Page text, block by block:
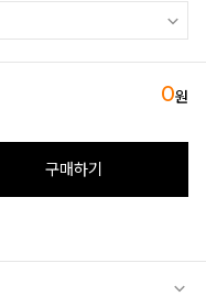
0원
구매하기